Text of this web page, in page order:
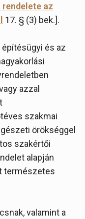
rendelete az
17. § (3) bek.].
és az
azzal
szakmai
örökséggel
szakértői
alapján
természetes
valamint a